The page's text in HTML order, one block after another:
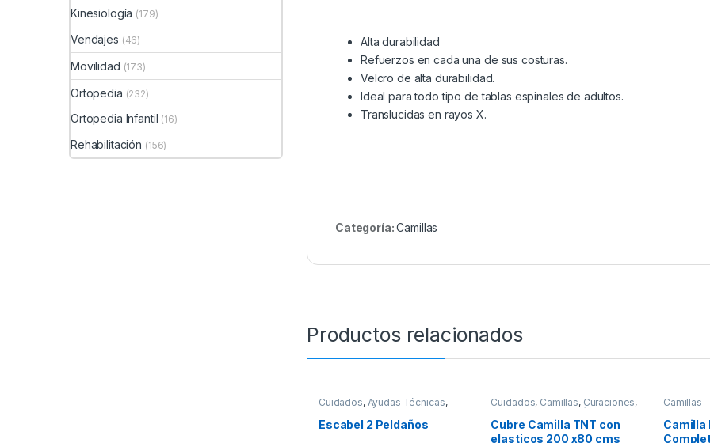
Alta durabilidad
Refuerzos en cada una de sus costuras.
Velcro de alta durabilidad.
Ideal para todo tipo de tablas espinales de adultos.
Translucidas en rayos X.
Categoría:Camillas
Productos relacionados
Cuidados, Ayudas Técnicas,
Equipos
Ortopedia ,Rehabilitación
Escabel 2 Peldaños
Cuidados, Camillas, Curaciones,
Kinesiología
Cubre Camilla TNT con
elasticos 200 x80 cms
Camillas
Camilla
Kinesiología (179)
Vendajes (46)
Movilidad (173)
Ortopedia (232)
Ortopedia Infantil (16)
Rehabilitación (156)